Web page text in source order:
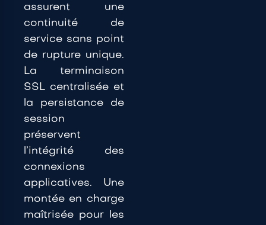
assurent une
continuité de
service sans point
de rupture unique.
La terminaison
SSL centralisée et
la persistance de
session
préservent
l’intégrité des
connexions
applicatives. Une
montée en charge
maîtrisée pour les